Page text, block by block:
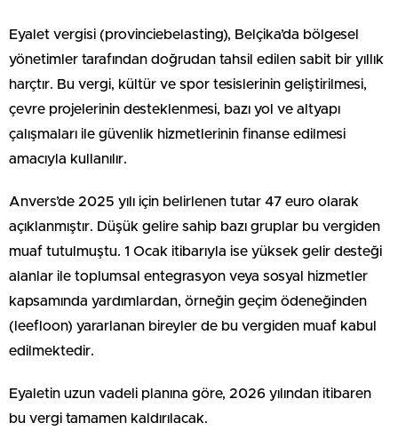
Eyalet vergisi (provinciebelasting), Belçika’da bölgesel
yönetimler tarafından doğrudan tahsil edilen sabit bir yıllık
harçtır. Bu vergi, kültür ve spor tesislerinin geliştirilmesi,
çevre projelerinin desteklenmesi, bazı yol ve altyapı
çalışmaları ile güvenlik hizmetlerinin finanse edilmesi
amacıyla kullanılır.
Anvers’de 2025 yılı için belirlenen tutar 47 euro olarak
açıklanmıştır. Düşük gelire sahip bazı gruplar bu vergiden
muaf tutulmuştu. 1 Ocak itibarıyla ise yüksek gelir desteği
alanlar ile toplumsal entegrasyon veya sosyal hizmetler
kapsamında yardımlardan, örneğin geçim ödeneğinden
(leefloon) yararlanan bireyler de bu vergiden muaf kabul
edilmektedir.
Eyaletin uzun vadeli planına göre, 2026 yılından itibaren
bu vergi tamamen kaldırılacak.